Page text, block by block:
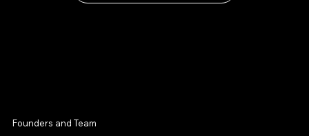
Founders and Team